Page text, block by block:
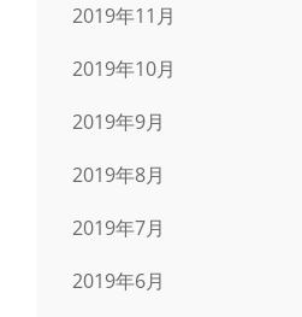
2019年11月
2019年10月
2019年9月
2019年8月
2019年7月
2019年6月